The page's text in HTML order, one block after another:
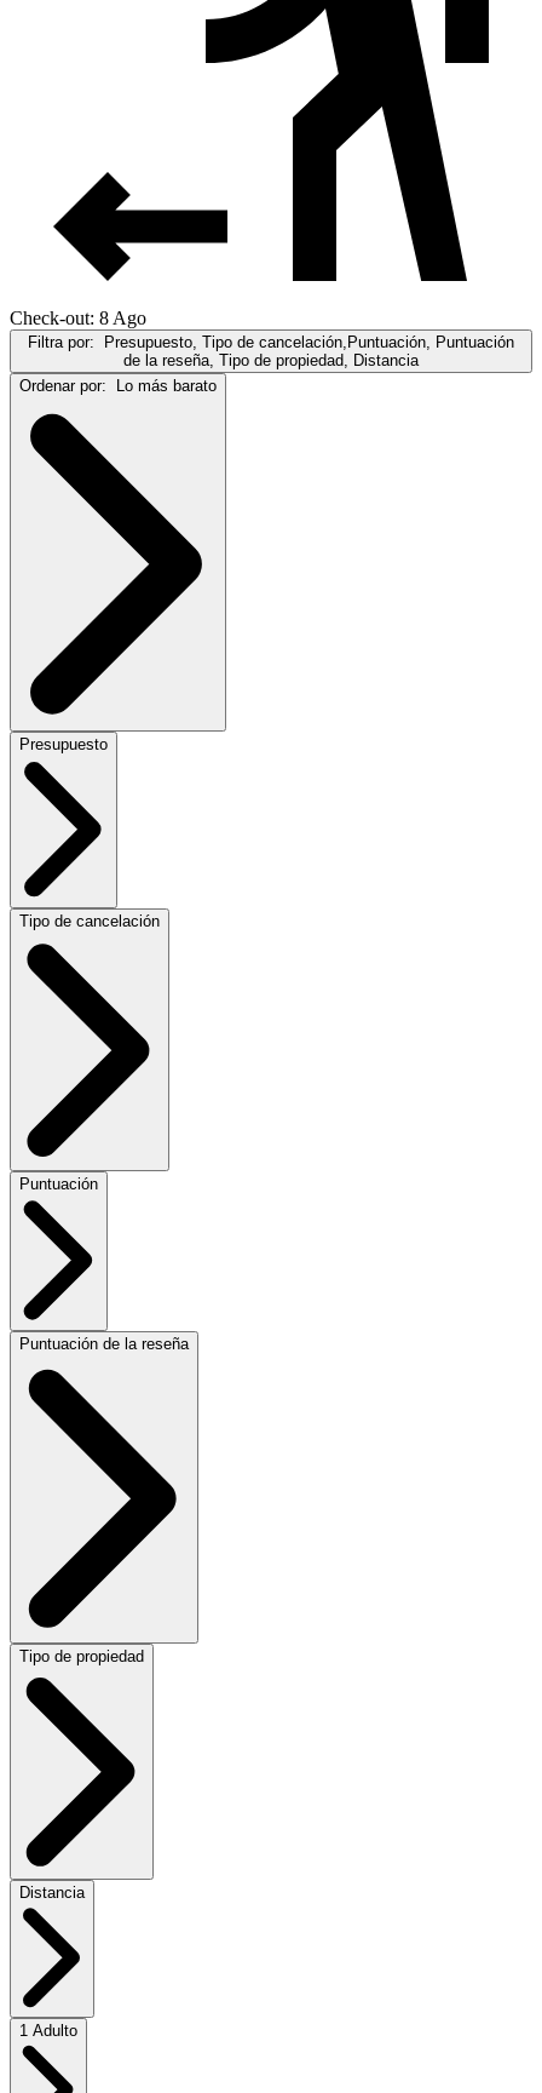
Check-out: 8 Ago
Filtra por:
Presupuesto, Tipo de cancelación,Puntuación, Puntuación
de la reseña, Tipo de propiedad, Distancia
Ordenar por:
Lo más barato
Presupuesto
Tipo de cancelación
Puntuación
Puntuación de la reseña
Tipo de propiedad
Distancia
1 Adulto